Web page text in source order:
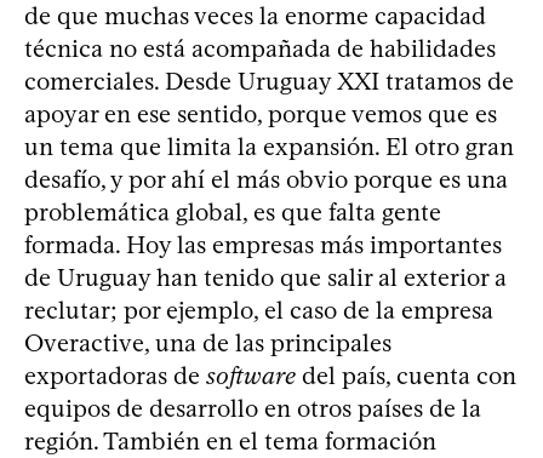
de que muchas veces la enorme capacidad
técnica no está acompañada de habilidades
comerciales. Desde Uruguay XXI tratamos de
apoyar en ese sentido, porque vemos que es
un tema que limita la expansión. El otro gran
desafío, y por ahí el más obvio porque es una
problemática global, es que falta gente
formada. Hoy las empresas más importantes
de Uruguay han tenido que salir al exterior a
reclutar; por ejemplo, el caso de la empresa
Overactive, una de las principales
exportadoras de software del país, cuenta con
equipos de desarrollo en otros países de la
región. También en el tema formación